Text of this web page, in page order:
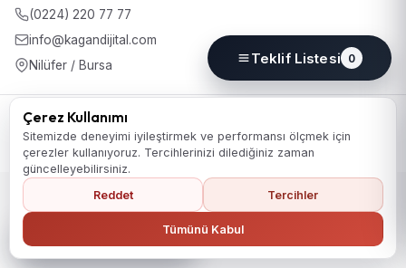
(0224) 220 77 77
info@kagandijital.com
Nilüfer / Bursa
© 2026 KD Promosyon. Tüm hakları saklıdır.
KoleksiyonHakkımızdaİletişimKVKK Aydınlatma Metni
Gizlilik PolitikasıÇerez PolitikasıÇerez Tercihleri
Ana Sayfaya Dön
Teklif Listesi 0
Çerez Kullanımı
Sitemizde deneyimi iyileştirmek ve performansı ölçmek için
çerezler kullanıyoruz. Tercihlerinizi dilediğiniz zaman
güncelleyebilirsiniz.
Reddet
Tercihler
Tümünü Kabul